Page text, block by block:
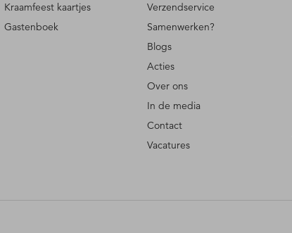
Kraamfeest kaartjes
Gastenboek
Verzendservice
Samenwerken?
Blogs
Acties
Over ons
In de media
Contact
Vacatures